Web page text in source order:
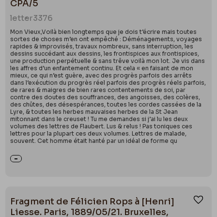
CPA/5
letter3376
Mon Vieux,Voilà bien longtemps que je dois t’écrire mais toutes
sortes de choses m’en ont empêché : Déménagements, voyages
rapides & improvisés, travaux nombreux, sans interruption, les
dessins succédant aux dessins, les frontispices aux frontispices,
une production perpétuelle & sans trêve voilà mon lot. Je vis dans
les affres d’un enfantement continu. Et cela « en faisant de mon
mieux, ce qui n’est guère, avec des progrès parfois des arrêts
dans l’exécution du progrès réel parfois des progrès réels parfois,
de rares & maigres de bien rares contentements de soi, par
contre des doutes des souffrances, des angoisses, des colères,
des chûtes, des désespérances, toutes les cordes cassées de la
Lyre, & toutes les herbes mauvaises herbes de la St Jean
mitonnant dans le creuset ! Tu me demandes si j’ai lu les deux
volumes des lettres de Flaubert. Lus & relus ! Pas toniques ces
lettres pour la plupart ces deux volumes. Lettres de malade,
souvent. Cet homme était hanté par un idéal de forme qu
Fragment de Félicien Rops à [Henri]
Liesse. Paris, 1889/05/21. Bruxelles,